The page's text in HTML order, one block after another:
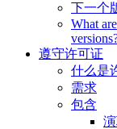
下一个
What
遵守许可证
什么是
需求
包含